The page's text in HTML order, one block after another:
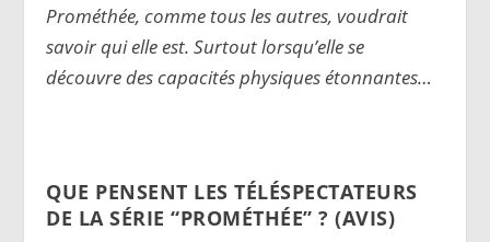
Prométhée, comme tous les autres, voudrait
savoir qui elle est. Surtout lorsqu’elle se
découvre des capacités physiques étonnantes…
QUE PENSENT LES TÉLÉSPECTATEURS
DE LA SÉRIE “PROMÉTHÉE” ? (AVIS)